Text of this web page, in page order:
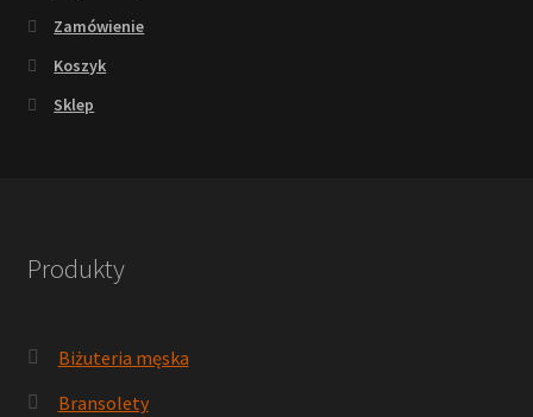
Zamówienie
Koszyk
Sklep
Produkty
Biżuteria męska
Bransolety